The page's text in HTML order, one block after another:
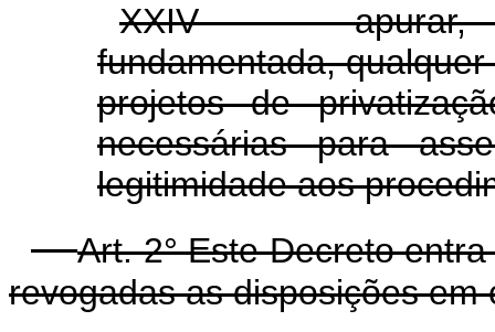
XXIV - apurar,
fundamentada,
projetos de
necessárias para
legitimidade aos
Art. 2° Este Decreto
revogadas as disposições em